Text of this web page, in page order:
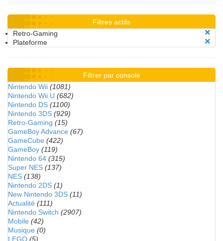
Filtres actifs
Retro-Gaming
Plateforme
Filtrer par console
Nintendo Wii (1081)
Nintendo Wii U (682)
Nintendo DS (1100)
Nintendo 3DS (929)
Retro-Gaming (15)
GameBoy Advance (67)
GameCube (422)
GameBoy (119)
Nintendo 64 (315)
Super NES (137)
NES (138)
Nintendo 2DS (1)
New Nintendo 3DS (11)
Actualité (111)
Nintendo Switch (2907)
Mobile (42)
Musique (0)
LEGO (5)